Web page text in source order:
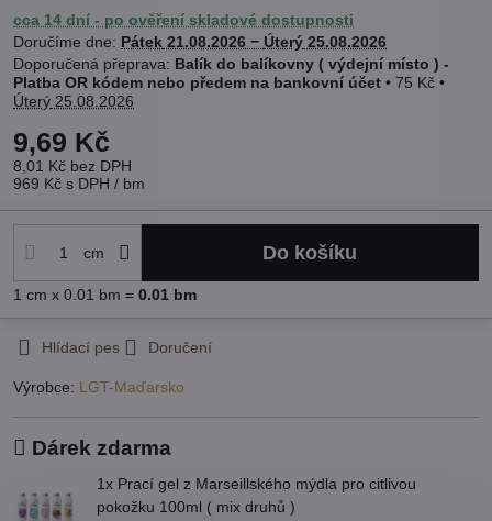
cca 14 dní - po ověření skladové dostupnosti
Doručíme dne: Pátek 21.08.2026 − Úterý 25.08.2026
Balík do balíkovny ( výdejní místo ) -
Platba OR kódem nebo předem na bankovní účet • 75 Kč •
Úterý 25.08.2026
9,69 Kč
8,01 Kč bez DPH
969 Kč s DPH / bm
cm Do košíku
1 cm x 0.01 bm = 0.01 bm
Hlídací pes Doručení
Výrobce: LGT-Maďarsko
Dárek zdarma
1x Prací gel z Marseillského mýdla pro citlivou
pokožku 100ml ( mix druhů )